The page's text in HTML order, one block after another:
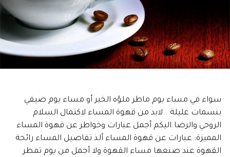
سواء في مساء يوم ماطر ملؤه الخير أو مساء يوم صيفي
بنسمات عليلة ..لابد من قهوة المساء لاكتمال السلام
الروحي والرضا.اليكم أجمل عبارات وخواطر عن قهوة المساء
المميزة: عبارات عن قهوة المساء ألذ تفاصيل المساء رائحة
القهوة عند صنعها مساء القهوة ولا أجمل من يوم تمطر